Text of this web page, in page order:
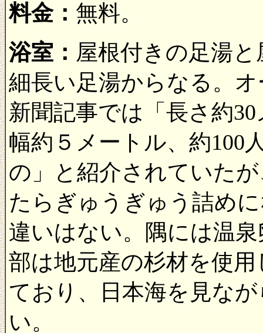
料金： 無料。
浴室： 屋根付きの足湯
細長い足湯からなる。
新聞記事では「長さ約
幅約５メートル、約100
の」と紹介されていた
たらぎゅうぎゅう詰め
違いはない。隅には温
部は地元産の杉材を使
ており、日本海を見な
い。